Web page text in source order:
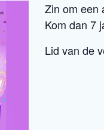
Zin om een
Kom dan 7
Lid van de